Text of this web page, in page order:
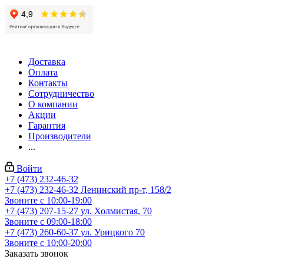
Доставка
Оплата
Контакты
Сотрудничество
О компании
Акции
Гарантия
Производители
...
Войти
+7 (473) 232-46-32
+7 (473) 232-46-32 Ленинский пр-т, 158/2
Звоните с 10:00-19:00
+7 (473) 207-15-27 ул. Холмистая, 70
Звоните с 09:00-18:00
+7 (473) 260-60-37 ул. Урицкого 70
Звоните с 10:00-20:00
Заказать звонок